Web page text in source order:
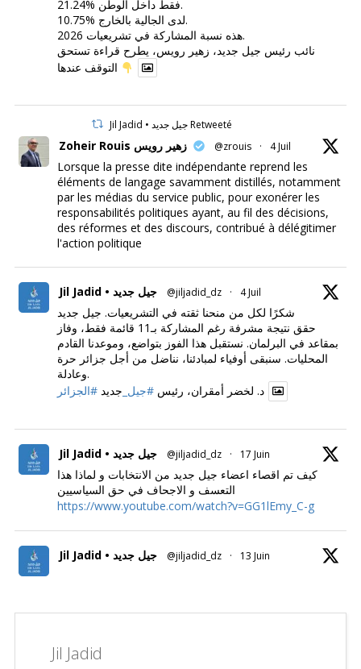
21.24% فقط داخل الوطن.
10.75% لدى الجالية بالخارج.
هذه نسبة المشاركة في تشريعيات 2026.
نائب رئيس جيل جديد، زهير رويس، يطرح قراءة تستحق
Jil Jadid • جيل جديد Retweeté
Zoheir Rouis زهير رويس @zrouis · 4 Juil
Lorsque la presse dite indépendante reprend les
éléments de langage savamment distillés, notamment
par les médias du service public, pour exonérer les
responsabilités politiques ayant, au fil des décisions,
des réformes et des discours, contribué à délégitimer
l'action politique
Jil Jadid • جيل جديد @jiljadid_dz · 4 Juil
شكرًا لكل من منحنا ثقته في التشريعيات. جيل جديد
حقق نتيجة مشرفة رغم المشاركة بـ11 قائمة فقط، وفاز
بمقاعد في البرلمان. نستقبل هذا الفوز بتواضع، وموعدنا القادم
المحليات. سنبقى أوفياء لمبادئنا، نناضل من أجل جزائر حرة
وعادلة.
د. لخضر أمقران، رئيس#جيل_ جديد#الجزائر
Jil Jadid • جيل جديد @jiljadid_dz · 17 Juin
كيف تم اقصاء اعضاء جيل جديد من الانتخابات و لماذا هذا
التعسف و الاجحاف في حق السياسيين
https://www.youtube.com/watch?v=GG1lEmy_C-g
Jil Jadid • جيل جديد @jiljadid_dz · 13 Juin
Jil Jadid